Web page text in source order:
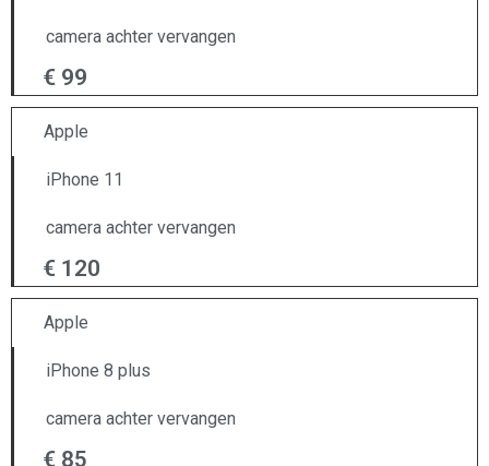
camera achter vervangen
€ 99
Apple
iPhone 11
camera achter vervangen
€ 120
Apple
iPhone 8 plus
camera achter vervangen
€ 85